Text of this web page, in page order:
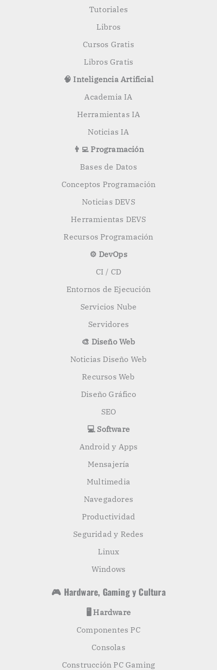
Tutoriales
Libros
Cursos Gratis
Libros Gratis
🧠 Inteligencia Artificial
Academia IA
Herramientas IA
Noticias IA
👨‍💻 Programación
Bases de Datos
Conceptos Programación
Noticias DEVS
Herramientas DEVS
Recursos Programación
⚙️ DevOps
CI / CD
Entornos de Ejecución
Servicios Nube
Servidores
🎨 Diseño Web
Noticias Diseño Web
Recursos Web
Diseño Gráfico
SEO
💻 Software
Android y Apps
Mensajería
Multimedia
Navegadores
Productividad
Seguridad y Redes
Linux
Windows
🎮 Hardware, Gaming y Cultura
🖥️ Hardware
Componentes PC
Consolas
Construcción PC Gaming